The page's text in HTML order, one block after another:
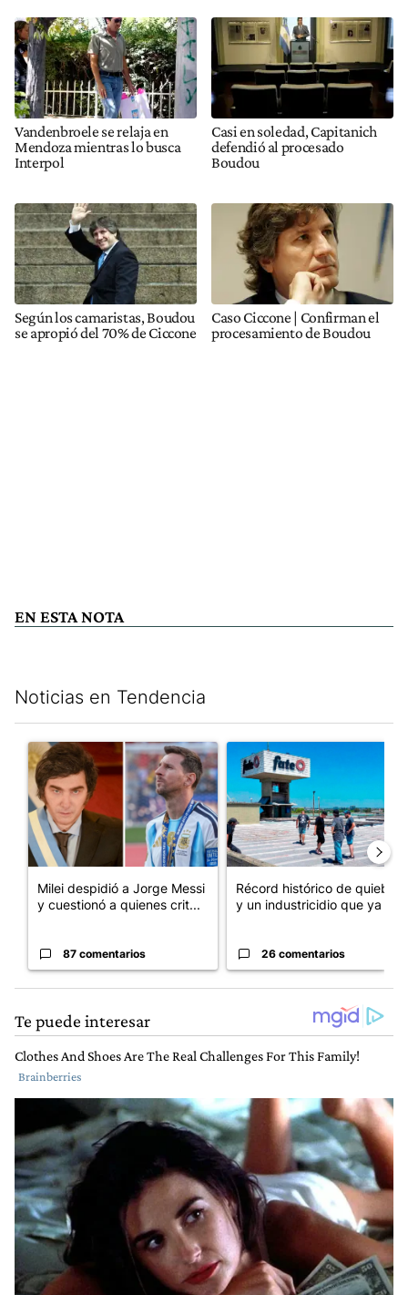
Vandenbroele se relaja en
Mendoza mientras lo busca
Interpol
Casi en soledad, Capitanich
defendió al procesado
Boudou
Según los camaristas, Boudou
se apropió del 70% de Ciccone
Caso Ciccone | Confirman el
procesamiento de Boudou
EN ESTA NOTA
Noticias en Tendencia
Un artículo de tendencia con el título "Milei despidió a Jorge
Milei despidió a Jorge Messi
y cuestionó a quienes crit...
87 comentarios
Un artículo de tendencia
Récord histórico de quiebras
y un industricidio que ya ...
26 comentarios